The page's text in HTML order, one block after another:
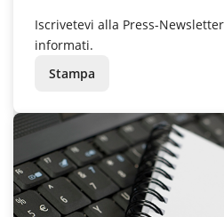
Iscrivetevi alla Press-
informati.
Stampa